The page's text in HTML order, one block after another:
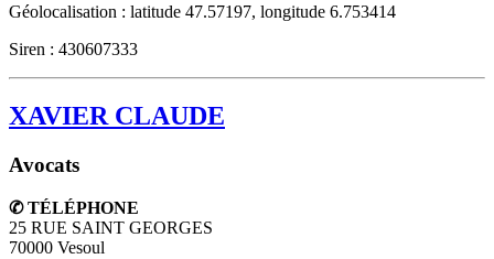
Géolocalisation : latitude 47.57197, longitude 6.753414
Siren : 430607333
XAVIER CLAUDE
Avocats
✆ TÉLÉPHONE
25 RUE SAINT GEORGES
70000 Vesoul